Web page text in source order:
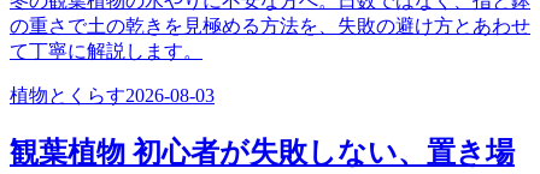
の重さで土の乾きを見極める方法を、失敗の避け方とあわせ
て丁寧に解説します。
植物とくらす2026-08-03
観葉植物 初心者が失敗しない、置き場